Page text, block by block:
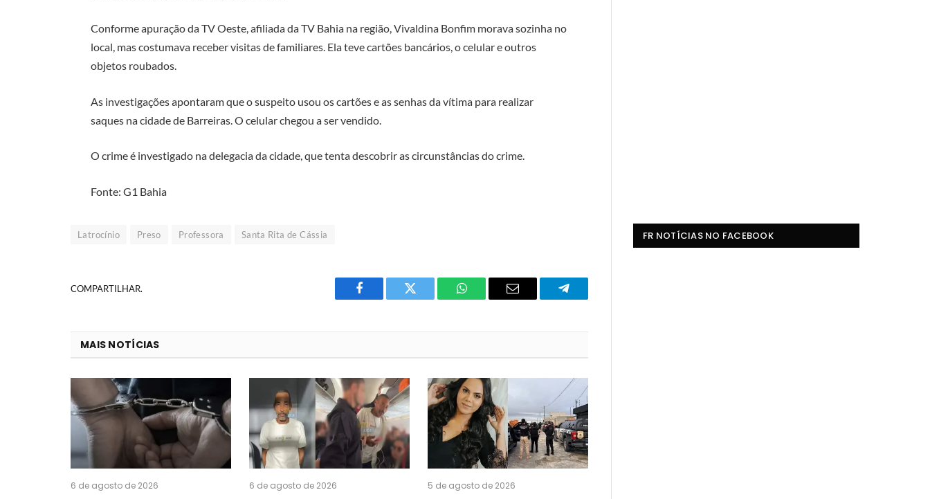
Conforme apuração da TV Oeste, afiliada da TV Bahia na região, Vivaldina Bonfim morava sozinha no
local, mas costumava receber visitas de familiares. Ela teve cartões bancários, o celular e outros
objetos roubados.
As investigações apontaram que o suspeito usou os cartões e as senhas da vítima para realizar
saques na cidade de Barreiras. O celular chegou a ser vendido.
O crime é investigado na delegacia da cidade, que tenta descobrir as circunstâncias do crime.
Fonte: G1 Bahia
Latrocínio Preso Professora Santa Rita de Cássia
COMPARTILHAR.
Facebook Twitter
O
do
WhatsApp?
E-
Telegrama
MAIS NOTÍCIAS
6 de agosto de 2026 6 de agosto de 2026 5 de agosto de 2026
FR NOTÍCIAS NO FACEBOOK